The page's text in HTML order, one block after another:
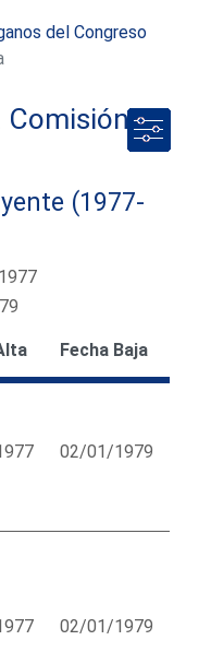
del Congreso
Comisión de
(1977-
Fecha Baja
02/01/1979
02/01/1979